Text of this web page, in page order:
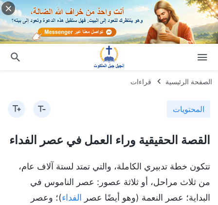
الصفحة الرئيسية قراءات
المحتويات
القصة الحقيقية وراء العمل في عصر الفداء
تتكون خطة تدبيري الكاملة، والتي تمتد لستة آلاف عام،
من ثلاث مراحل، أو ثلاثة عصور: عصر الناموس في
البداية؛ عصر النعمة (وهو أيضًا عصر الفداء)؛ وعصر